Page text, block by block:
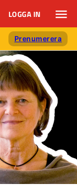
LOGGA IN
Prenumerera